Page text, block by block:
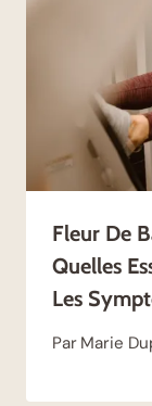
Fleur De
Quelles
Les
Par Marie